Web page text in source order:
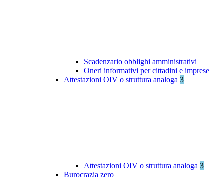
Scadenzario obblighi amministrativi
Oneri informativi per cittadini e imprese
Attestazioni OIV o struttura analoga 3
Attestazioni OIV o struttura analoga 3
Burocrazia zero